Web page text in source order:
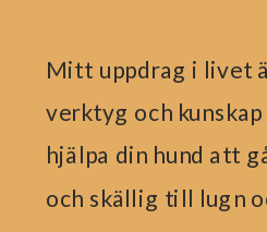
Mitt uppdrag i livet
verktyg och
hjälpa din hund att
och skällig till lugn